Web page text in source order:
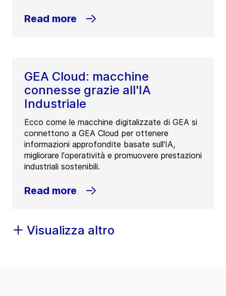
Read more
GEA Cloud: macchine
connesse grazie all'IA
Industriale
Ecco come le macchine digitalizzate di GEA si
connettono a GEA Cloud per ottenere
informazioni approfondite basate sull'IA,
migliorare l'operatività e promuovere prestazioni
industriali sostenibili.
Read more
Visualizza altro